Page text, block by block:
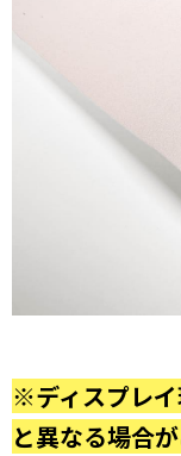
※ディスプレ
と異なる場合が